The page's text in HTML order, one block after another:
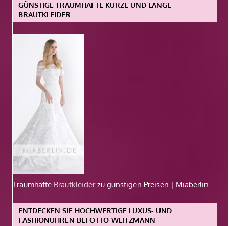
GÜNSTIGE TRAUMHAFTE KURZE UND LANGE
BRAUTKLEIDER
Traumhafte Brautkleiderzu günstigen Preisen | Miaberlin
ENTDECKEN SIE HOCHWERTIGE LUXUS- UND
FASHIONUHREN BEI OTTO-WEITZMANN